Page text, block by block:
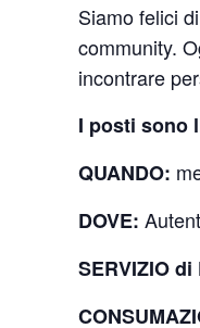
Siamo felici
community.
incontrare
I posti sono
QUANDO:
DOVE:
SERVIZIO di